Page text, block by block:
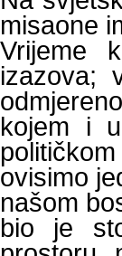
misaone
Vrijeme
izazova;
kojem i
ovisimo
našom
bio je